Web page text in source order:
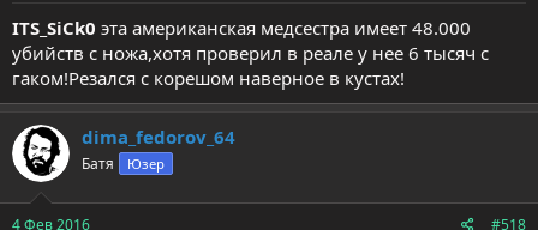
ITS_SiCk0 эта американская медсестра имеет 48.000
убийств с ножа,хотя проверил в реале у нее 6 тысяч с
гаком!Резался с корешом наверное в кустах!
dima_fedorov_64
Батя Юзер
4 Фев 2016 #518